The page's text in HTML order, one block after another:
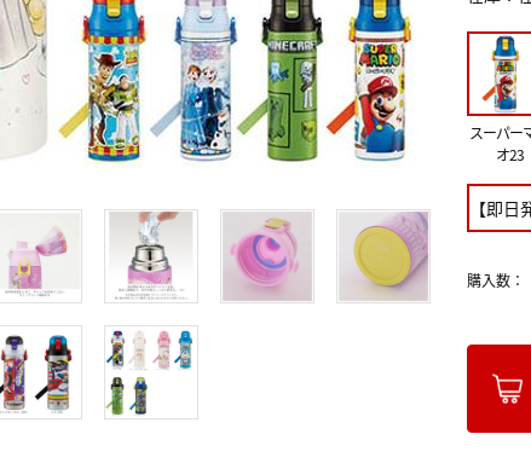
スーパー
オ23
【即
購入数：